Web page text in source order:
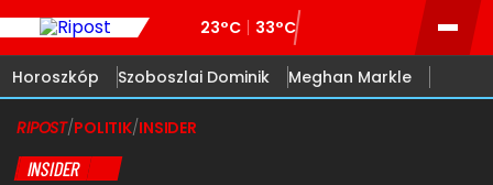
23°C 33°C
Horoszkóp Szoboszlai Dominik Meghan Markle
RIPOST/POLITIK/INSIDER
INSIDER